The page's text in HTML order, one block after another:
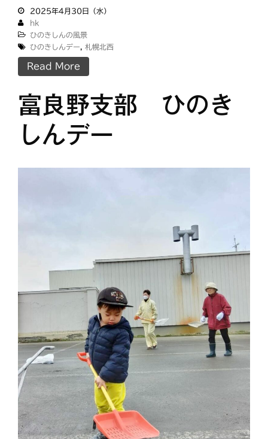
2025年4月30日（水）
hk
ひのきしんの風景
ひのきしんデー
札幌北西
Read More
富良野支部 ひのき
しんデー